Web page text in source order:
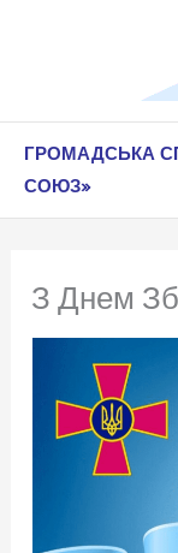
ГРОМАДСЬКА
СОЮЗ»
З Днем